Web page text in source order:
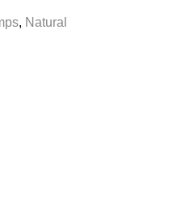
, Natural